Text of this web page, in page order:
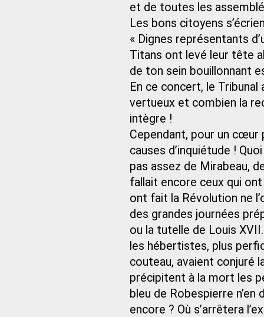
et de toutes les
Les bons citoyens
« Dignes représentants
Titans ont levé leur tête
de ton sein bouillonnant
En ce concert, le Tribunal
vertueux et combien la
intègre !
Cependant, pour un cœur
causes d’inquiétude !
pas assez de Mirabeau,
fallait encore ceux qui
ont fait la Révolution ne
des grandes journées
ou la tutelle de Louis
les hébertistes, plus
couteau, avaient conjuré
précipitent à la mort les
bleu de Robespierre
encore ? Où s’arrêtera